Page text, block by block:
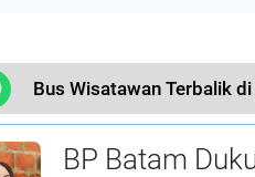
Bus Wisatawan Terbalik
BP Batam